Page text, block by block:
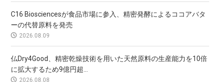
C16 Biosciencesが食品市場に参入、精密発酵によるココアバタ
ーの代替原料を発売
2026.08.09
仏Dry4Good、精密乾燥技術を用いた天然原料の生産能力を10倍
に拡大するため9億円超...
2026.08.08